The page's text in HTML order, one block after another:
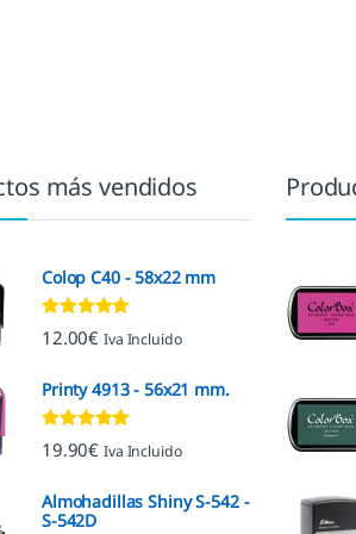
más vendidos
Colop C40 - 58x22 mm
Valorado con
5.00de 5
12.00€ Iva Incluido
Printy 4913 - 56x21 mm.
Valorado con
4.92de 5
19.90€ Iva Incluido
Almohadillas Shiny S-542 -
S-542D